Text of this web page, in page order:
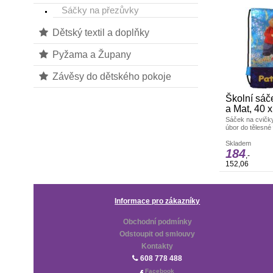
Školní
a Mat, 40
Sáček na
úbor do
přes rameno
Rozměry 40 x
Skladem
184,-
152,06
Sáčky na přezůvky
Dětský textil a doplňky
Pyžama a Župany
Závěsy do dětského pokoje
Informace pro zákazníky
Obchodní podmínky
Odstoupit od smlouvy
Kontakty
608 778 488
Facebook